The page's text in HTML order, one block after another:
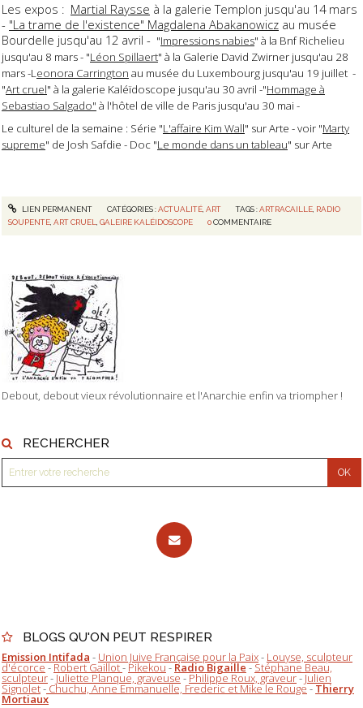
Debout, debout vieux révolutionnaire et l'Anarchie enfin va triompher !
RECHERCHER
BLOGS QU'ON PEUT RESPIRER
Emission Intifada - Union Juive Française pour la Paix- Louyse, sculpteur
d'écorce-Robert Gaillot-Pikekou-Radio Bigaille-Stéphane Beau,
sculpteur-Juliette Planque, graveuse-Philippe Roux, graveur-Julien
Signolet-Chuchu, Anne Emmanuelle, Frederic et Mike le Rouge-Thierry
Mortiaux
Les expos : Martial Raysse à la galerie Templon jusqu'au 14 mars
- "La trame de l'existence" Magdalena Abakanowicz au musée
Bourdelle jusqu'au 12 avril - "Impressions nabies" à la Bnf Richelieu
jusqu'au 8 mars - "Léon Spillaert" à la Galerie David Zwirner jusqu'au 28
mars -Leonora Carrington au musée du Luxembourg jusqu'au 19 juillet -
"Art cruel" à la galerie Kaléïdoscope jusqu'au 30 avril -"Hommage à
Sebastiao Salgado" à l'hôtel de ville de Paris jusqu'au 30 mai -
Le culturel de la semaine : Série "L'affaire Kim Wall" sur Arte - voir "Marty
supreme" de Josh Safdie - Doc "Le monde dans un tableau" sur Arte
LIEN PERMANENT CATÉGORIES :ACTUALITÉ, ART TAGS :ARTRACAILLE RADIO
SOUPENTE ,ART CRUEL ,GALEIRE KALÉIDOSCOPE 0 COMMENTAIRE